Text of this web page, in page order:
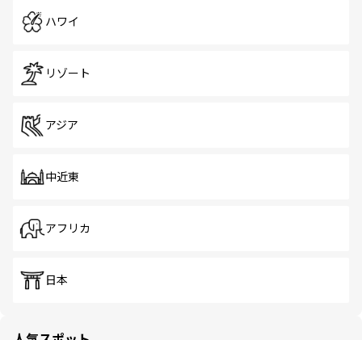
ハワイ
リゾート
アジア
中近東
アフリカ
日本